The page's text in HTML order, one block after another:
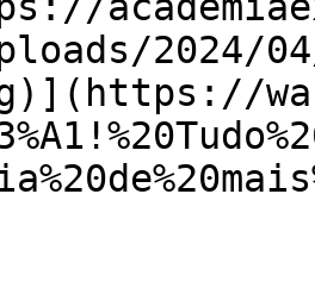
2024/